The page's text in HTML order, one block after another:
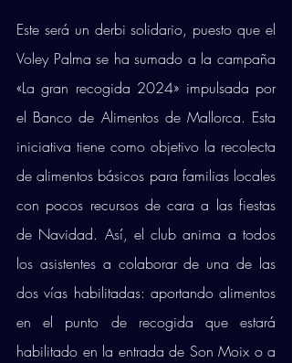
Este será un derbi solidario, puesto que el
Voley Palma se ha sumado a la campaña
«La gran recogida 2024» impulsada por
el Banco de Alimentos de Mallorca. Esta
iniciativa tiene como objetivo la recolecta
de alimentos básicos para familias locales
con pocos recursos de cara a las fiestas
de Navidad. Así, el club anima a todos
los asistentes a colaborar de una de las
dos vías habilitadas: aportando alimentos
en el punto de recogida que estará
habilitado en la entrada de Son Moix o a